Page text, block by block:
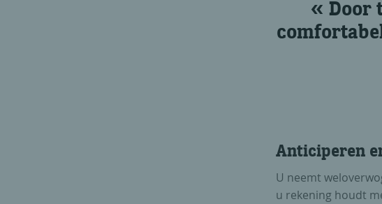
Door
Anticiperen
U neemt
u rekening houdt